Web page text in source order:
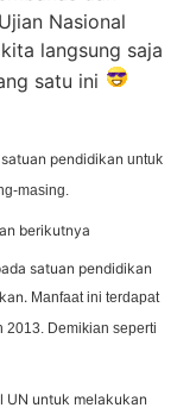
Nasional
langsung saja
satu ini
pendidikan untuk
masing.
berikutnya
satuan pendidikan
Manfaat ini terdapat
2013. Demikian seperti
UN untuk melakukan